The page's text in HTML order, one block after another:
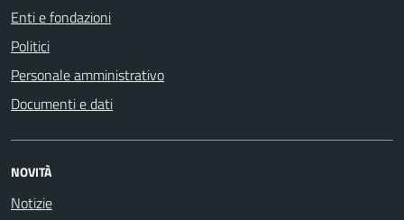
Enti e fondazioni
Politici
Personale amministrativo
Documenti e dati
NOVITÀ
Notizie